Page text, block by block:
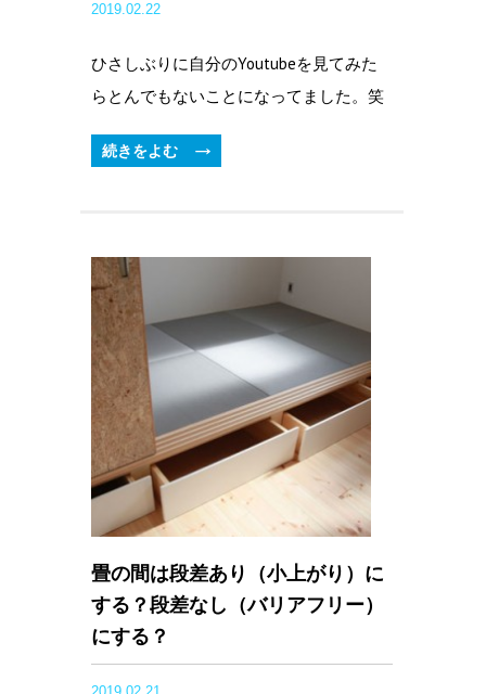
2019.02.22
ひさしぶりに自分のYoutubeを見てみた
らとんでもないことになってました。笑
続きをよむ
畳の間は段差あり（小上がり）に
する？段差なし（バリアフリー）
にする？